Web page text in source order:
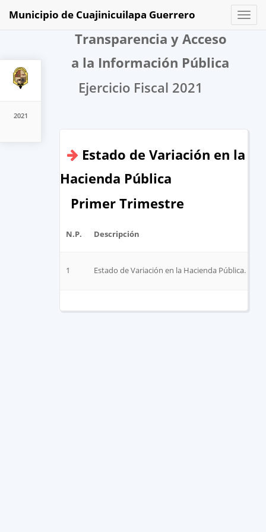
2021
Toggle
Municipio de Cuajinicuilapa Guerrero
Transparencia y Acceso
a la Información Pública
Ejercicio Fiscal 2021
Estado de Variación en la
Hacienda Pública
Primer Trimestre
N.P. Descripción
1 Estado de Variación en la Hacienda Pública.